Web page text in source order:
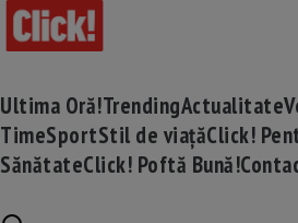
Ultima Oră!TrendingActualitate
TimeSportStil de viațăClick!
SănătateClick! Poftă Bună!